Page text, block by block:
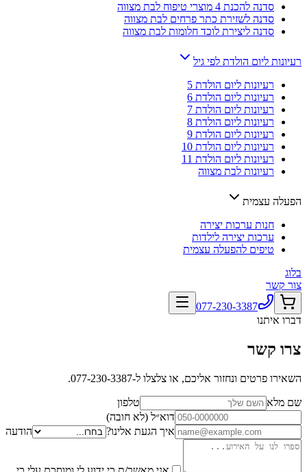
סדנה להכנת 4 מוצרי טיפוח לבת מצווה
סדנה לשזירת כתר פרחים לבת מצווה
סדנה ליצירת לוכד חלומות לבת מצווה
רעיונות ליום הולדת לפי גיל
רעיונות ליום הולדת 5
רעיונות ליום הולדת 6
רעיונות ליום הולדת 7
רעיונות ליום הולדת 8
רעיונות ליום הולדת 9
רעיונות ליום הולדת 10
רעיונות ליום הולדת 11
רעיונות לבת מצווה
הפעלה עצמית
חנות ערכות יצירה
ערכות יצירה לילדות
טיפים להפעלה עצמית
בלוג
צור קשר
077-230-3387
דברו איתנו
צרו קשר
השאירו פרטים ונחזור אליכם, או צלצלו ל-077-230-3387
.
שם מלא
טלפון
דוא״ל (לא חובה)
איך הגעת אלינו?
הודעה